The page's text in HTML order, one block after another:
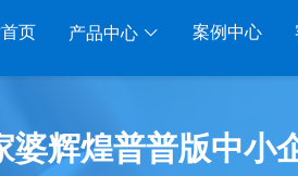
页 产品中心
婆服装DRP 千方百剂医药药械
案例中心
婆辉煌普普版中小